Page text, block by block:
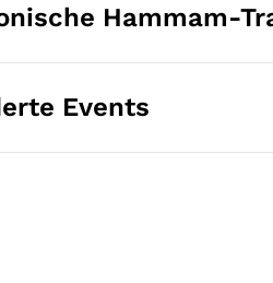
Hammam-
Events